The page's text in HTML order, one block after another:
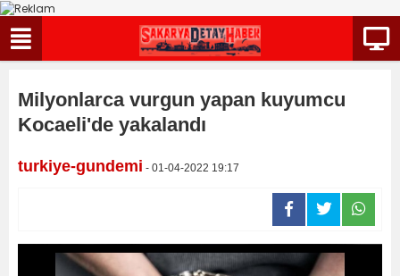
Milyonlarca vurgun yapan kuyumcu
Kocaeli'de yakalandı
turkiye-gundemi - 01-04-2022 19:17